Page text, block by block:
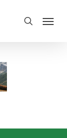
search
Menu